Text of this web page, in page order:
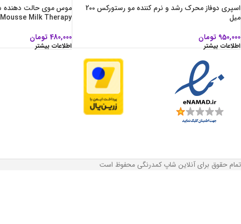
اسپري دوفاز محرك رشد و نرم كننده مو رستورکس 200
ميل
950,000 تومان
اطلاعات بیشتر
Mousse Milk Therapy حجم ۲۰۰ میل
480,000 تومان
اطلاعات بیشتر
تمام حقوق برای آنلاین شاپ کمدرنگی محفوظ است